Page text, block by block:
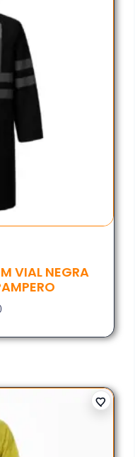
VIAL NEGRA